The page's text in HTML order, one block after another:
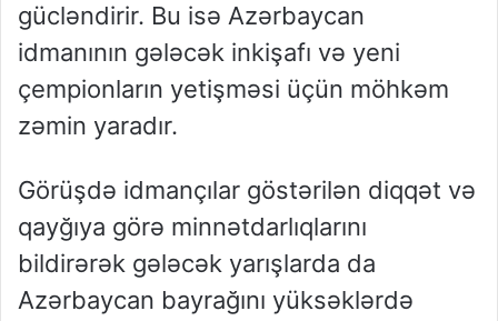
gücləndirir. Bu isə Azərbaycan
idmanının gələcək inkişafı və yeni
çempionların yetişməsi üçün möhkəm
zəmin yaradır.
Görüşdə idmançılar göstərilən diqqət və
qayğıya görə minnətdarlıqlarını
bildirərək gələcək yarışlarda da
Azərbaycan bayrağını yüksəklərdə